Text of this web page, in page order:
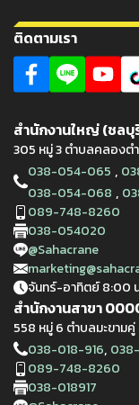
ติดตามเรา
สำนักงานใหญ่ (ชลบุ
305 หมู่ 3 ตำบลคลองต
038-054-065 ,
038-054-068 ,
089-748-8260
038-054020
@Sahacrane
จันทร์-อาทิตย์ 8:00
สำนักงานสาขา
558 หมู่ 6 ตำบลมะขาม
038-018-916,
089-748-8260
038-018917